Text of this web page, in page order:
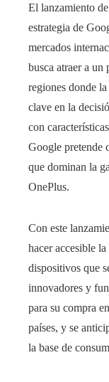
El lanzamiento
estrategia de
mercados
busca atraer a un
regiones donde
clave en la
con
Google pretende
que dominan la
OnePlus.
Con este
hacer accesible
dispositivos que
innovadores y
para su compra
países, y se
la base de